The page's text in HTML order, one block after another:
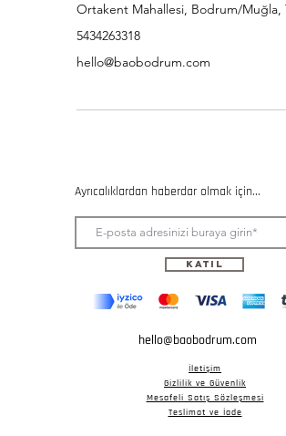
Ortakent Mahallesi, Bodrum/Muğla,
5434263318
hello@baobodrum.com
Ayrıcalıklardan haberdar olmak için...
Katıl
hello@baobodrum.com
İletişim
Gizlilik ve Güvenlik
Mesafeli Satış Sözleşmesi
Teslimat ve İade